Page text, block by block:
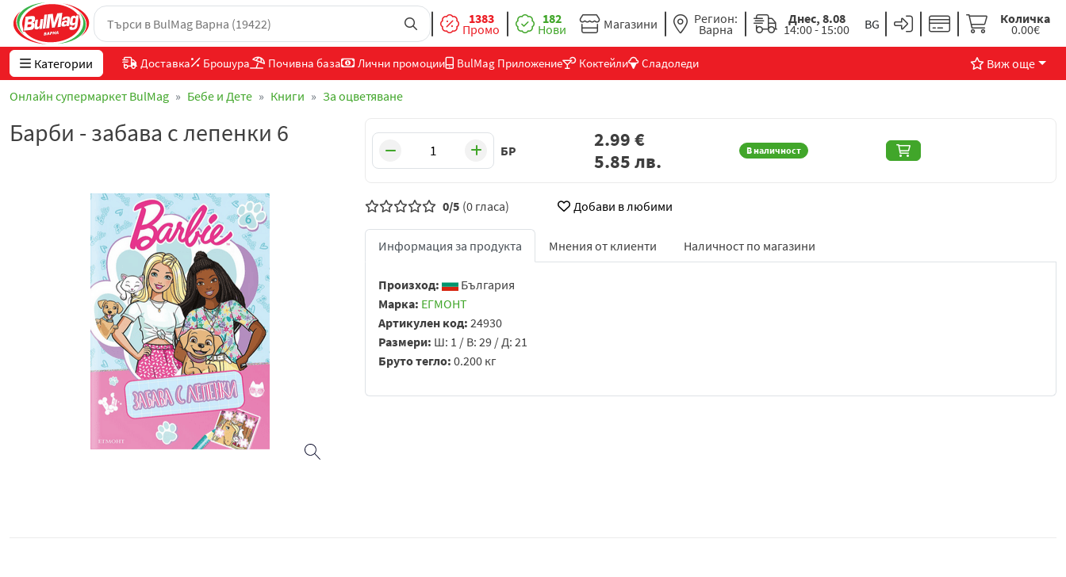
1383
Промо
182
Нови Магазини Регион:
Варна
Днес, 8.08
14:00 - 15:00
Количка
0.00€
Категории Доставка Брошура Почивна база Лични промоции BulMag Приложение Коктейли Сладоледи Виж още
Онлайн супермаркет BulMag Бебе и Дете Книги За оцветяване
Барби - забава с лепенки 6
БР В наличност
2.99€
5.85лв.
0/5 (0 гласа) Добави в любими
Информация за продукта Мнения от клиенти Наличност по магазини
Произход:
България
Марка: ЕГМОНТ
Артикулен код: 24930
Размери: Ш: 1 / В: 29 / Д: 21
Бруто тегло: 0.200 кг